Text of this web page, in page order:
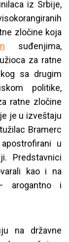
iz Srbije,
zločine koja
suđenjima,
za ratne
sa drugim
politike,
ratne zločine
je u izveštaju
Bramerc
u
Predstavnici
kao i na
arogantno i
na državne